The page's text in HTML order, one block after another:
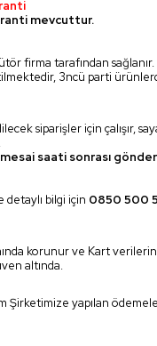
mevcuttur.
firma tarafından sağlanır.
3ncü parti
siparişler için çalışır,
saati sonrası
detaylı bilgi için 0850 500
korunur ve Kart
altında.
Şirketimize yapılan